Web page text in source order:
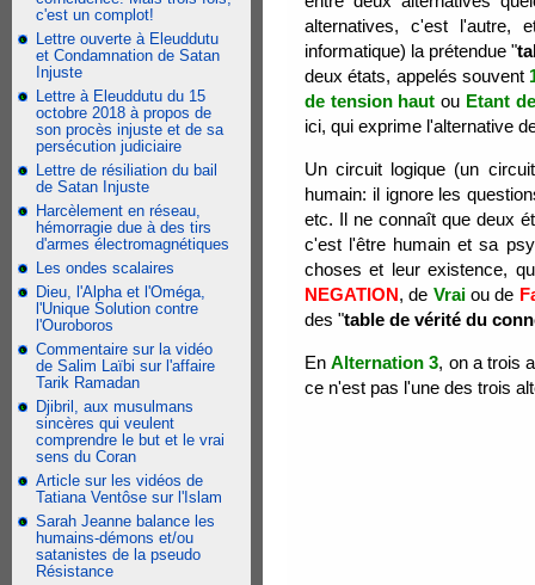
c'est un complot!
Lettre ouverte à Eleuddutu
et Condamnation de Satan
Injuste
Lettre à Eleuddutu du 15
octobre 2018 à propos de
son procès injuste et de sa
persécution judiciaire
Lettre de résiliation du bail
de Satan Injuste
Harcèlement en réseau,
hémorragie due à des tirs
d'armes électromagnétiques
Les ondes scalaires
Dieu, l'Alpha et l'Oméga,
l'Unique Solution contre
l'Ouroboros
Commentaire sur la vidéo
de Salim Laïbi sur l'affaire
Tarik Ramadan
Djibril, aux musulmans
sincères qui veulent
comprendre le but et le vrai
sens du Coran
Article sur les vidéos de
Tatiana Ventôse sur l'Islam
Sarah Jeanne balance les
humains-démons et/ou
satanistes de la pseudo
Résistance
alternatives, c'est l'autre,
informatique) la prétendue "
deux états, appelés souvent
de tension haut ou Etant
ici, qui exprime l'alternative
Un circuit logique (un
humain: il ignore les
etc. Il ne connaît que deux
c'est l'être humain et sa
choses et leur existence,
NEGATION, de Vraiou de
des "table de vérité du
EnAlternation 3, on a trois
ce n'est pas l'une des trois